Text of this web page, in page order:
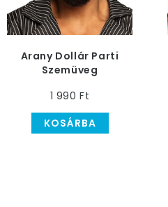
Arany Dollár Parti
Szemüveg
1 990 Ft
KOSÁRBA